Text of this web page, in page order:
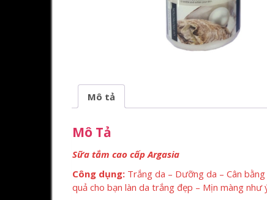
Mô tả
Mô Tả
Sữa tắm cao cấp Argasia
Công dụng: Trắng da – Dưỡng da – Cân
quả cho bạn làn da trắng đẹp – Mịn màng